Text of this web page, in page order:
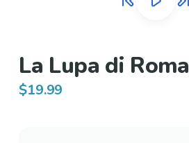
La Lupa di Roma
$19.99